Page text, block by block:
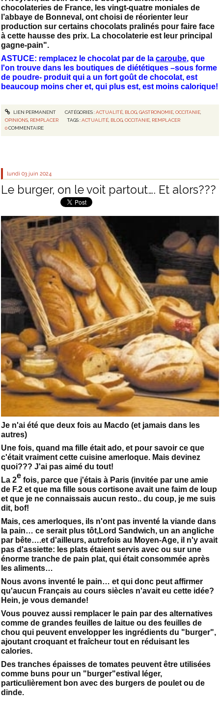
chocolateries de France, les vingt-quatre moniales de
l’abbaye de Bonneval, ont choisi de réorienter leur
production sur certains chocolats pralinés pour faire face
à cette hausse des prix. La chocolaterie est leur principal
gagne-pain".
ASTUCE: remplacez le chocolat par de la caroube, que
l'on trouve dans les boutiques de diététiques –sous forme
de poudre- produit qui a un fort goût de chocolat, est
beaucoup moins cher et, qui plus est, est moins calorique!
LIEN PERMANENT CATÉGORIES :ACTUALITÉ, BLOG, GASTRONOMIE, OCCITANIE,
OPINIONS REMPLACER TAGS :ACTUALITÉ BLOG ,OCCITANIE REMPLACER
0COMMENTAIRE
lundi 03 juin 2024
Le burger, on le voit partout…. Et alors???
Je n'ai été que deux fois au Macdo (et jamais dans les
autres)
Une fois, quand ma fille était ado, et pour savoir ce que
c'était vraiment cette cuisine amerloque. Mais devinez
quoi??? J'ai pas aimé du tout!
La 2e fois, parce que j'étais à Paris (invitée par une amie
de F.2 et que ma fille sous cortisone avait une faim de loup
et que je ne connaissais aucun resto.. du coup, je me suis
dit, bof!
Mais, ces amerloques, ils n'ont pas inventé la viande dans
la pain… ce serait plus tôt,Lord Sandwich, un an angliche
par bête….et d'ailleurs, autrefois au Moyen-Age, il n'y avait
pas d'assiette: les plats étaient servis avec ou sur une
énorme tranche de pain plat, qui était consommée après
les aliments…
Nous avons inventé le pain… et qui donc peut affirmer
qu'aucun Français au cours siècles n'avait eu cette idée?
Hein, je vous demande!
Vous pouvez aussi remplacer le pain par des alternatives
comme de grandes feuilles de laitue ou des feuilles de
chou qui peuvent envelopper les ingrédients du "burger",
ajoutant croquant et fraîcheur tout en réduisant les
calories.
Des tranches épaisses de tomates peuvent être utilisées
comme buns pour un "burger"estival léger,
particulièrement bon avec des burgers de poulet ou de
dinde.